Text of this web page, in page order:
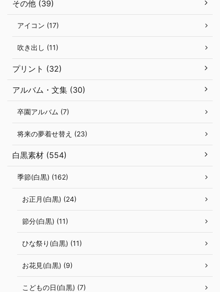
その他 (39)
アイコン (17)
吹き出し (11)
プリント (32)
アルバム・文集 (30)
卒園アルバム (7)
将来の夢着せ替え (23)
白黒素材 (554)
季節(白黒) (162)
お正月(白黒) (24)
節分(白黒) (11)
ひな祭り(白黒) (11)
お花見(白黒) (9)
こどもの日(白黒) (7)